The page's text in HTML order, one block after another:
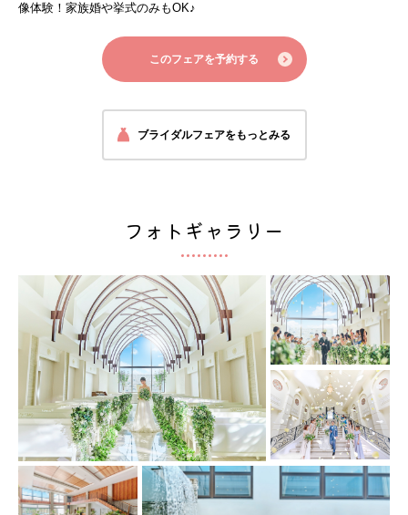
像体験！家族婚や挙式のみもOK♪
このフェアを予約する
ブライダルフェアをもっとみる
フォトギャラリー